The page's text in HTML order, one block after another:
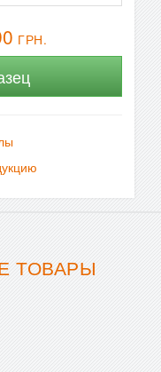
ГРН.
ТОВАРЫ